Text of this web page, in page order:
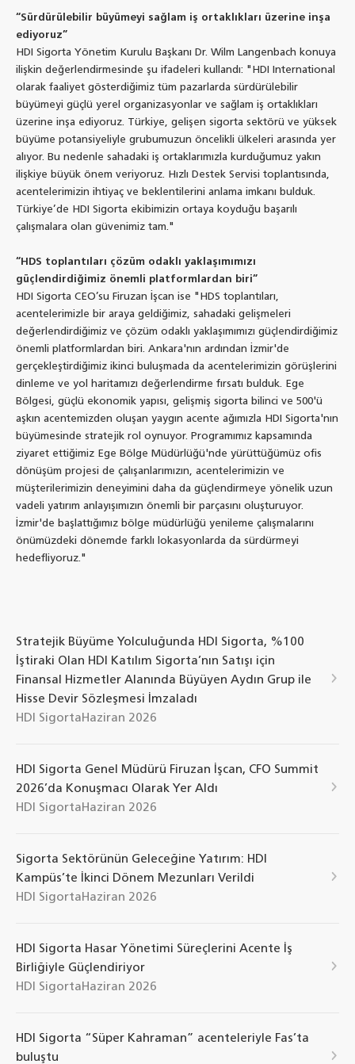
“Sürdürülebilir büyümeyi sağlam iş ortaklıkları üzerine inşa
ediyoruz”
HDI Sigorta Yönetim Kurulu Başkanı Dr. Wilm Langenbach konuya
ilişkin değerlendirmesinde şu ifadeleri kullandı: "HDI International
olarak faaliyet gösterdiğimiz tüm pazarlarda sürdürülebilir
büyümeyi güçlü yerel organizasyonlar ve sağlam iş ortaklıkları
üzerine inşa ediyoruz. Türkiye, gelişen sigorta sektörü ve yüksek
büyüme potansiyeliyle grubumuzun öncelikli ülkeleri arasında yer
alıyor. Bu nedenle sahadaki iş ortaklarımızla kurduğumuz yakın
ilişkiye büyük önem veriyoruz. Hızlı Destek Servisi toplantısında,
acentelerimizin ihtiyaç ve beklentilerini anlama imkanı bulduk.
Türkiye’de HDI Sigorta ekibimizin ortaya koyduğu başarılı
çalışmalara olan güvenimiz tam."
“HDS toplantıları çözüm odaklı yaklaşımımızı
güçlendirdiğimiz önemli platformlardan biri”
HDI Sigorta CEO’su Firuzan İşcan ise "HDS toplantıları,
acentelerimizle bir araya geldiğimiz, sahadaki gelişmeleri
değerlendirdiğimiz ve çözüm odaklı yaklaşımımızı güçlendirdiğimiz
önemli platformlardan biri. Ankara'nın ardından İzmir'de
gerçekleştirdiğimiz ikinci buluşmada da acentelerimizin görüşlerini
dinleme ve yol haritamızı değerlendirme fırsatı bulduk. Ege
Bölgesi, güçlü ekonomik yapısı, gelişmiş sigorta bilinci ve 500'ü
aşkın acentemizden oluşan yaygın acente ağımızla HDI Sigorta'nın
büyümesinde stratejik rol oynuyor. Programımız kapsamında
ziyaret ettiğimiz Ege Bölge Müdürlüğü'nde yürüttüğümüz ofis
dönüşüm projesi de çalışanlarımızın, acentelerimizin ve
müşterilerimizin deneyimini daha da güçlendirmeye yönelik uzun
vadeli yatırım anlayışımızın önemli bir parçasını oluşturuyor.
İzmir'de başlattığımız bölge müdürlüğü yenileme çalışmalarını
önümüzdeki dönemde farklı lokasyonlarda da sürdürmeyi
hedefliyoruz."
Stratejik Büyüme Yolculuğunda HDI Sigorta, %100
İştiraki Olan HDI Katılım Sigorta’nın Satışı için
Finansal Hizmetler Alanında Büyüyen Aydın Grup ile
Hisse Devir Sözleşmesi İmzaladı
HDI Sigorta Haziran 2026
HDI Sigorta Genel Müdürü Firuzan İşcan, CFO Summit
2026’da Konuşmacı Olarak Yer Aldı
HDI Sigorta Haziran 2026
Sigorta Sektörünün Geleceğine Yatırım: HDI
Kampüs’te İkinci Dönem Mezunları Verildi
HDI Sigorta Haziran 2026
HDI Sigorta Hasar Yönetimi Süreçlerini Acente İş
Birliğiyle Güçlendiriyor
HDI Sigorta Haziran 2026
HDI Sigorta “Süper Kahraman” acenteleriyle Fas’ta
buluştu